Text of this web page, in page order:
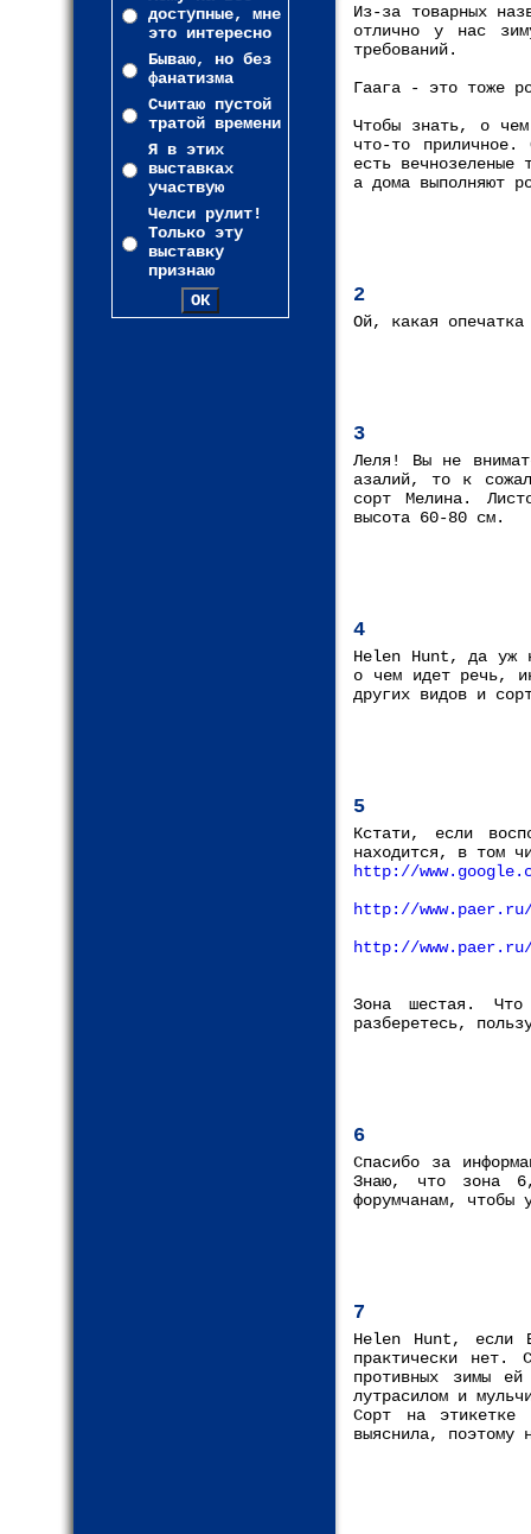
доступные, мне
это интересно
Бываю, но без
фанатизма
Считаю пустой
тратой времени
Я в этих
выставках
участвую
Челси рулит!
Только эту
выставку
признаю
Из-за товарных
отлично у нас
требований.
Гаага - это тоже
Чтобы знать, о
что-то приличное.
есть
а дома выполняют
2
Ой, какая
3
Леля! Вы не
азалий, то к
сорт Мелина.
высота 60-80 см.
4
Helen Hunt, да уж
о чем идет речь,
других видов и
5
Кстати, если
находится, в том
http://
http://www.paer.ru/
http://www.paer.ru/
Зона шестая.
разберетесь,
6
Спасибо за
Знаю, что зона
форумчанам, чтобы
7
Helen Hunt, если
практически нет.
противных зимы
лутрасилом и
Сорт на
выяснила, поэтому